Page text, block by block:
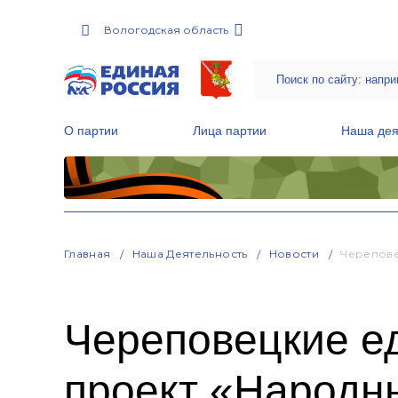
Вологодская область
О партии Лица партии Наша
Главная Наша Деятельность Новости
Череповецкие